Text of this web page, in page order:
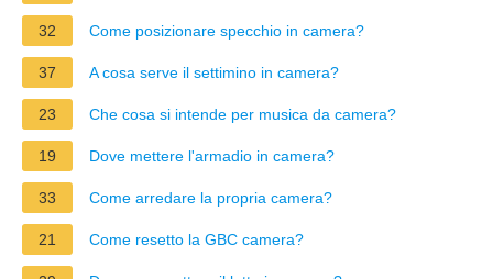
32 Come posizionare specchio in camera?
37 A cosa serve il settimino in camera?
23 Che cosa si intende per musica da camera?
19 Dove mettere l'armadio in camera?
33 Come arredare la propria camera?
21 Come resetto la GBC camera?